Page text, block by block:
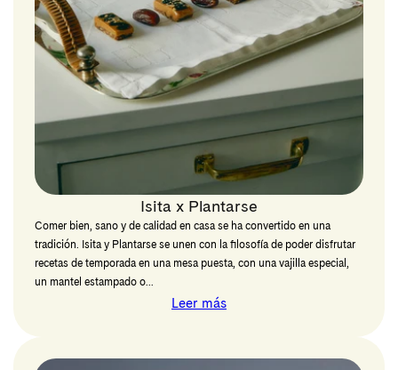
Isita x Plantarse
Comer bien, sano y de calidad en casa se ha convertido en una
tradición. Isita y Plantarse se unen con la filosofía de poder disfrutar
recetas de temporada en una mesa puesta, con una vajilla especial,
un mantel estampado o...
Leer más